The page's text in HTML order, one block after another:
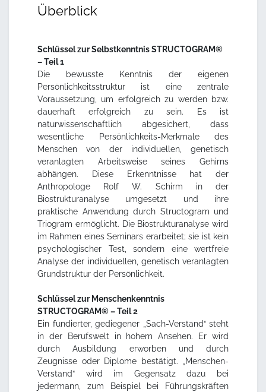
Überblick
Schlüssel zur Selbstkenntnis STRUCTOGRAM®
– Teil 1
Die bewusste Kenntnis der eigenen
Persönlichkeitsstruktur ist eine zentrale
Voraussetzung, um erfolgreich zu werden bzw.
dauerhaft erfolgreich zu sein. Es ist
naturwissenschaftlich abgesichert, dass
wesentliche Persönlichkeits-Merkmale des
Menschen von der individuellen, genetisch
veranlagten Arbeitsweise seines Gehirns
abhängen. Diese Erkenntnisse hat der
Anthropologe Rolf W. Schirm in der
Biostrukturanalyse umgesetzt und ihre
praktische Anwendung durch Structogram und
Triogram ermöglicht. Die Biostrukturanalyse wird
im Rahmen eines Seminars erarbeitet; sie ist kein
psychologischer Test, sondern eine wertfreie
Analyse der individuellen, genetisch veranlagten
Grundstruktur der Persönlichkeit.
Schlüssel zur Menschenkenntnis
STRUCTOGRAM® – Teil 2
Ein fundierter, gediegener „Sach-Verstand“ steht
in der Berufswelt in hohem Ansehen. Er wird
durch Ausbildung erworben und durch
Zeugnisse oder Diplome bestätigt. „Menschen-
Verstand“ wird im Gegensatz dazu bei
jedermann, zum Beispiel bei Führungskräften